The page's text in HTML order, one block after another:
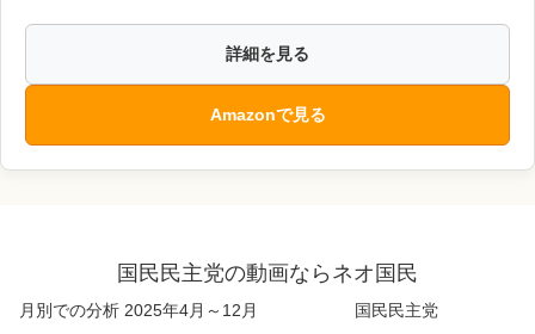
詳細を見る
Amazonで見る
国民民主党の動画ならネオ国民
月別での分析 2025年4月～12月 国民民主党